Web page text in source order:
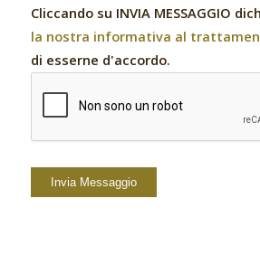
Cliccando su INVIA MESSAGGIO
la nostra informativa al
di esserne d'accordo.